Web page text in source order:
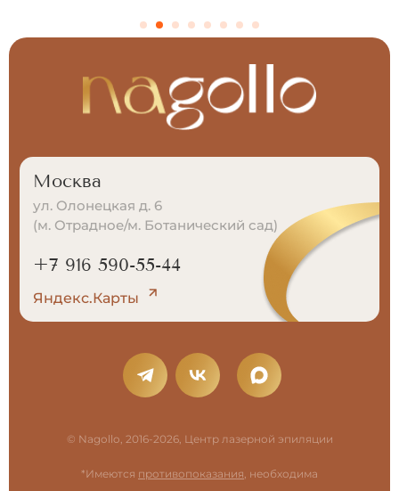
© Nagollo, 2016-2026, Центр лазерной эпиляции
*Имеются противопоказания, необходима
Москва
ул. Олонецкая д. 6
(м. Отрадное/м. Ботанический сад)
+7 916 590-55-44
Яндекс.Карты